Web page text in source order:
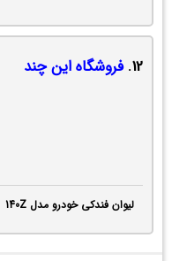
12. فروشگاه این چند
لیوان فندکی خودرو مدل 140Z